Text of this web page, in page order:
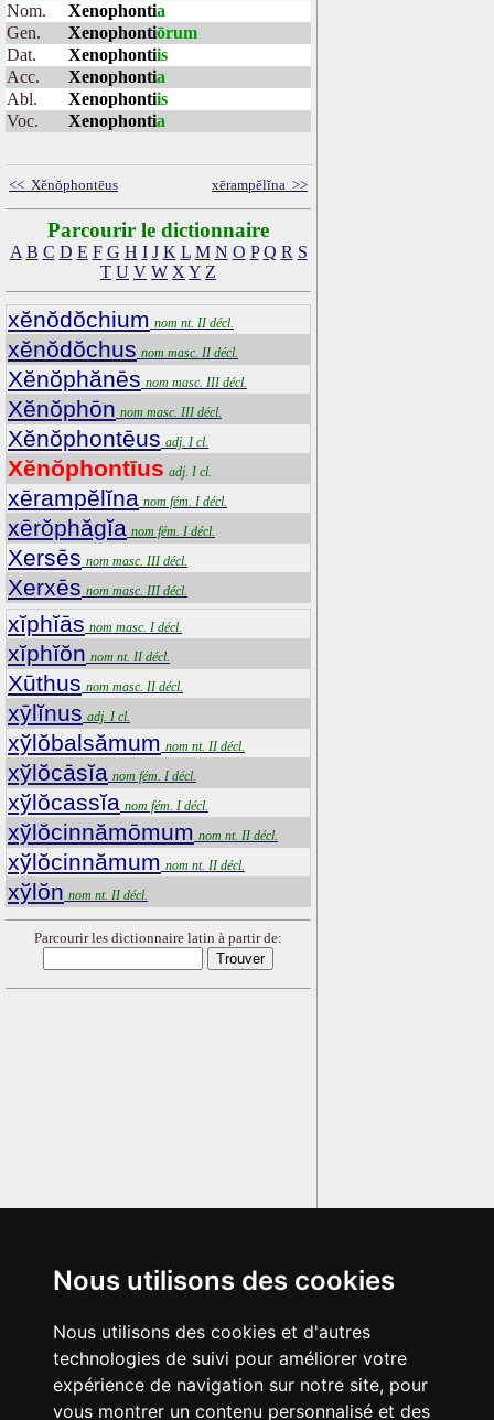
Nous utilisons des cookies
Nous utilisons des cookies et d'autres
technologies de suivi pour améliorer votre
expérience de navigation sur notre site, pour
vous montrer un contenu personnalisé et des
Nom.
Xenophontia
Gen.
Xenophontiōrum
Dat.
Xenophontiis
Acc.
Xenophontia
Abl.
Xenophontiis
Voc.
Xenophontia
<< Xĕnŏphontēus xērampĕlĭna >>
Parcourir le dictionnaire
A B C D E F G H I J K L M N O P Q R S
T U V W X Y Z
xĕnŏdŏchium nom nt. II décl.
xĕnŏdŏchus nom masc. II décl.
Xĕnŏphănēs nom masc. III décl.
Xĕnŏphōn nom masc. III décl.
Xĕnŏphontēus adj. I cl.
Xĕnŏphontīus adj. I cl.
xērampĕlĭna nom fém. I décl.
xērŏphăgĭa nom fém. I décl.
Xersēs nom masc. III décl.
Xerxēs nom masc. III décl.
xĭphĭās nom masc. I décl.
xĭphĭŏn nom nt. II décl.
Xūthus nom masc. II décl.
xȳlĭnus adj. I cl.
xўlŏbalsămum nom nt. II décl.
xўlŏcāsĭa nom fém. I décl.
xўlŏcassĭa nom fém. I décl.
xўlŏcinnămōmum nom nt. II décl.
xўlŏcinnămum nom nt. II décl.
xўlŏn nom nt. II décl.
Parcourir les dictionnaire latin à partir de: